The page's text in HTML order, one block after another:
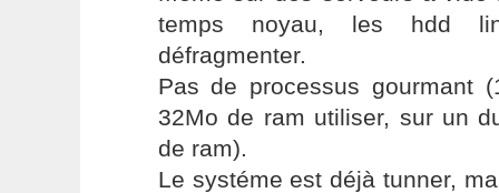
temps noyau, les hdd
défragmenter.
Pas de processus gourmant
32Mo de ram utiliser, sur un
de ram).
Le systéme est déjà tunner,